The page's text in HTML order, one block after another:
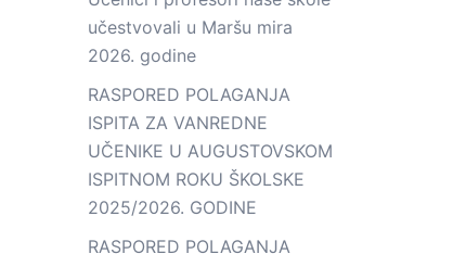
učestvovali u Maršu mira
2026. godine
RASPORED POLAGANJA
ISPITA ZA VANREDNE
UČENIKE U AUGUSTOVSKOM
ISPITNOM ROKU ŠKOLSKE
2025/2026. GODINE
RASPORED POLAGANJA